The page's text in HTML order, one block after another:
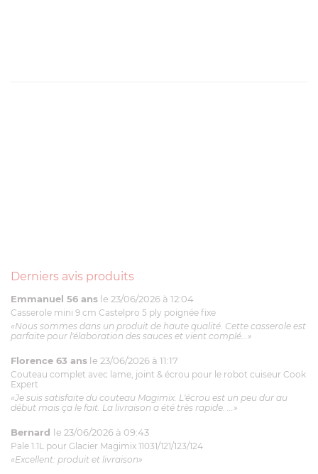
Derniers avis produits
Emmanuel 56 ans le 23/06/2026 à 12:04
Casserole mini 9 cm Castelpro 5 ply poignée fixe
«Nous sommes dans un produit de haute qualité. Cette casserole est
parfaite pour l'élaboration des sauces et vient complé...»
Florence 63 ans le 23/06/2026 à 11:17
Couteau complet avec lame, joint & écrou pour le robot cuiseur Cook
Expert
«Je suis satisfaite du couteau Magimix. L'écrou est un peu dur au
début mais ça le fait. La livraison a été très rapide. ...»
Bernard le 23/06/2026 à 09:43
Pale 1.1L pour Glacier Magimix 11031/121/123/124
«Excellent: produit et livraison»